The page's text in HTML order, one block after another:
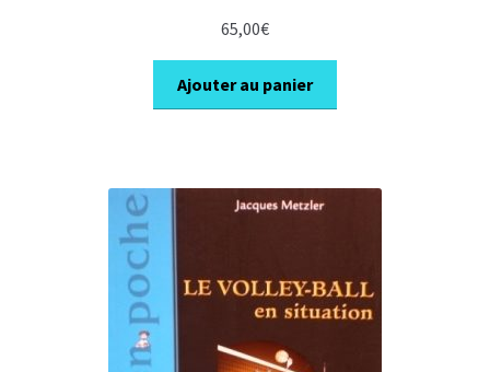
65,00€
Ajouter au panier